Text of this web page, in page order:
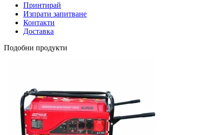
Принтирай
Изпрати запитване
Контакти
Доставка
Подобни продукти